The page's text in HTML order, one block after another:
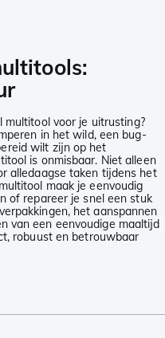
multitool voor je uitrusting?
in het wild, een bug-
wilt zijn op het
is onmisbaar. Niet alleen
alledaagse taken tijdens het
maak je eenvoudig
of repareer je snel een stuk
het aanspannen
van een eenvoudige maaltijd
robuust en betrouwbaar